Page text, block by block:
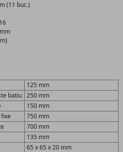
(11 buc.)
125 mm
batiu
250 mm
150 mm
750 mm
700 mm
135 mm
65 x 65 x 20 mm